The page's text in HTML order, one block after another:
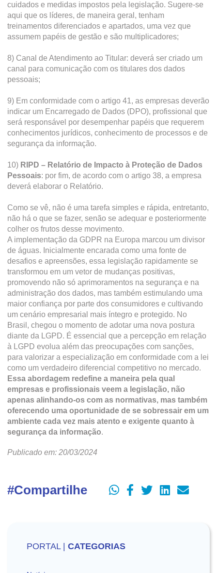
cuidados e medidas impostos pela legislação. Sugere-se
aqui que os líderes, de maneira geral, tenham
treinamentos diferenciados e apartados, uma vez que
assumem papéis de gestão e são multiplicadores;
8) Canal de Atendimento ao Titular: deverá ser criado um
canal para comunicação com os titulares dos dados
pessoais;
9) Em conformidade com o artigo 41, as empresas deverão
indicar um Encarregado de Dados (DPO), profissional que
será responsável por desempenhar papéis que requerem
conhecimentos jurídicos, conhecimento de processos e de
segurança da informação.
10) RIPD – Relatório de Impacto à Proteção de Dados
Pessoais: por fim, de acordo com o artigo 38, a empresa
deverá elaborar o Relatório.
Como se vê, não é uma tarefa simples e rápida, entretanto,
não há o que se fazer, senão se adequar e posteriormente
colher os frutos desse movimento.
A implementação da GDPR na Europa marcou um divisor
de águas. Inicialmente encarada como uma fonte de
desafios e apreensões, essa legislação rapidamente se
transformou em um vetor de mudanças positivas,
promovendo não só aprimoramentos na segurança e na
administração dos dados, mas também estimulando uma
maior confiança por parte dos consumidores e cultivando
um cenário empresarial mais íntegro e protegido. No
Brasil, chegou o momento de adotar uma nova postura
diante da LGPD. É essencial que a percepção em relação
à LGPD evolua além das preocupações com sanções,
para valorizar a especialização em conformidade com a lei
como um verdadeiro diferencial competitivo no mercado.
Essa abordagem redefine a maneira pela qual
empresas e profissionais veem a legislação, não
apenas alinhando-os com as normativas, mas também
oferecendo uma oportunidade de se sobressair em um
ambiente cada vez mais atento e exigente quanto à
segurança da informação.
Publicado em: 20/03/2024
#Compartilhe
PORTAL | CATEGORIAS